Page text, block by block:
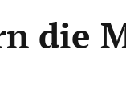
die